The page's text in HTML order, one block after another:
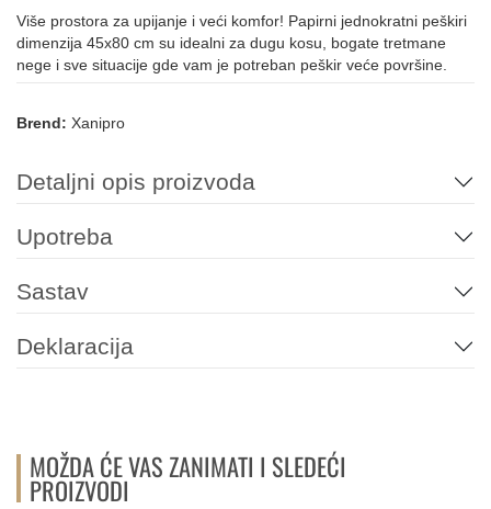
Više prostora za upijanje i veći komfor! Papirni jednokratni peškiri
dimenzija 45x80 cm su idealni za dugu kosu, bogate tretmane
nege i sve situacije gde vam je potreban peškir veće površine.
Brend: Xanipro
Detaljni opis proizvoda
Upotreba
Sastav
Deklaracija
MOŽDA ĆE VAS ZANIMATI I SLEDEĆI
PROIZVODI